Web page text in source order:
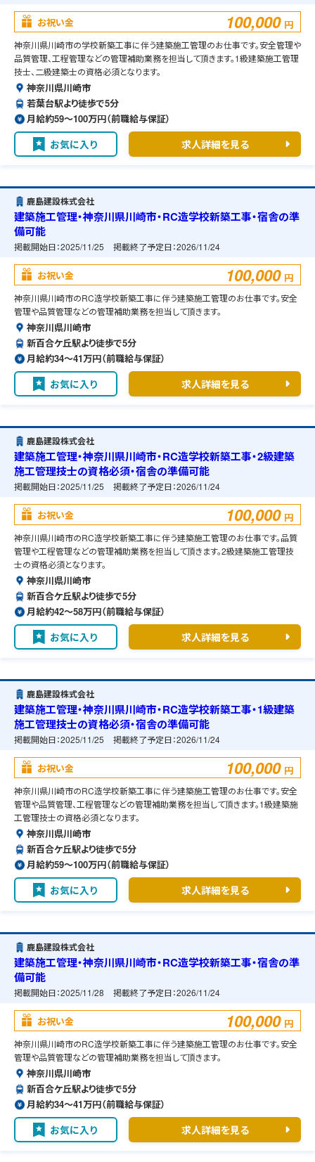
お祝い金 100,000 円
神奈川県川崎市の学校新築工事に伴う建築施工管理のお仕事です。安全管理や
品質管理、工程管理などの管理補助業務を担当して頂きます。1級建築施工管理
技士、二級建築士の資格必須となります。
神奈川県川崎市
若葉台駅より徒歩で5分
月給約59〜100万円（前職給与保証）
お気に入り 求人詳細を見る
鹿島建設株式会社
建築施工管理・神奈川県川崎市・RC造学校新築工事・宿舎の準
備可能
掲載開始日：2025/11/25 掲載終了予定日：2026/11/24
お祝い金 100,000 円
神奈川県川崎市のRC造学校新築工事に伴う建築施工管理のお仕事です。安全
管理や品質管理などの管理補助業務を担当して頂きます。
神奈川県川崎市
新百合ケ丘駅より徒歩で5分
月給約34〜41万円（前職給与保証）
お気に入り 求人詳細を見る
鹿島建設株式会社
建築施工管理・神奈川県川崎市・RC造学校新築工事・2級建築
施工管理技士の資格必須・宿舎の準備可能
掲載開始日：2025/11/25 掲載終了予定日：2026/11/24
お祝い金 100,000 円
神奈川県川崎市のRC造学校新築工事に伴う建築施工管理のお仕事です。品質
管理や工程管理などの管理補助業務を担当して頂きます。2級建築施工管理技
士の資格必須となります。
神奈川県川崎市
新百合ケ丘駅より徒歩で5分
月給約42〜58万円（前職給与保証）
お気に入り 求人詳細を見る
鹿島建設株式会社
建築施工管理・神奈川県川崎市・RC造学校新築工事・1級建築
施工管理技士の資格必須・宿舎の準備可能
掲載開始日：2025/11/25 掲載終了予定日：2026/11/24
お祝い金 100,000 円
神奈川県川崎市のRC造学校新築工事に伴う建築施工管理のお仕事です。安全
管理や品質管理、工程管理などの管理補助業務を担当して頂きます。1級建築施
工管理技士の資格必須となります。
神奈川県川崎市
新百合ケ丘駅より徒歩で5分
月給約59〜100万円（前職給与保証）
お気に入り 求人詳細を見る
鹿島建設株式会社
建築施工管理・神奈川県川崎市・RC造学校新築工事・宿舎の準
備可能
掲載開始日：2025/11/28 掲載終了予定日：2026/11/24
お祝い金 100,000 円
神奈川県川崎市のRC造学校新築工事に伴う建築施工管理のお仕事です。安全
管理や品質管理などの管理補助業務を担当して頂きます。
神奈川県川崎市
新百合ケ丘駅より徒歩で5分
月給約34〜41万円（前職給与保証）
お気に入り 求人詳細を見る